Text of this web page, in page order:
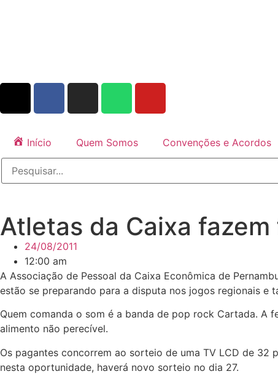
Início Quem Somos Convenções e Acordos
Atletas da Caixa
24/08/2011
12:00 am
A Associação de Pessoal da Caixa Econômica de
estão se preparando para a disputa nos jogos regionais e
Quem comanda o som é a banda de pop rock Cartada. A
alimento não perecível.
Os pagantes concorrem ao sorteio de uma TV LCD de
nesta oportunidade, haverá novo sorteio no dia 27.